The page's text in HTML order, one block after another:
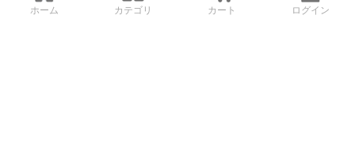
ホーム カテゴリ カート ログイン